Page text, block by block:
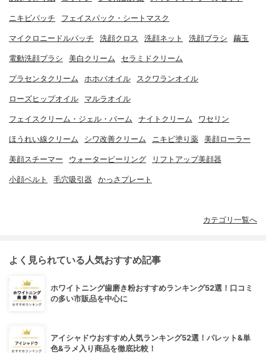
ニキビパッチ フェイスパック・シートマスク
マイクロニードルパッチ 洗顔クロス 洗顔ネット 洗顔ブラシ 繭玉
電動洗顔ブラシ 美白クリーム セラミドクリーム
プラセンタクリーム ホホバオイル スクワランオイル
ローズヒップオイル マルラオイル
フェイスクリーム・ジェル・バーム ナイトクリーム ワセリン
ほうれい線クリーム シワ改善クリーム ニキビ塗り薬 美顔ローラー
美顔スチーマー ウォーターピーリング リフトアップ美顔器
小顔ベルト 毛穴吸引器 かっさプレート
カテゴリ一覧へ
よく見られている人気おすすめ記事
ホワイトニング歯磨き粉おすすめランキング52選！口コミ
の多い市販品を中心に
アイシャドウおすすめ人気ランキング52選！パレット&単
色&ラメ入り商品を徹底比較！